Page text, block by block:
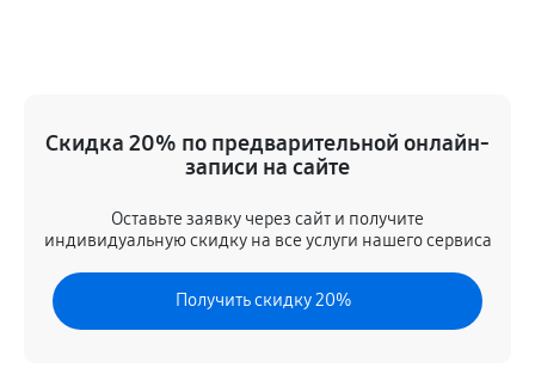
Замена лампы подсветки
60 минут
Ремонт блока управления
840 руб 60 минут
Скидка 20% по предварительной онлайн-
записи на сайте
Оставьте заявку через сайт и получите
индивидуальную скидку на все услуги нашего сервиса
Получить скидку 20%